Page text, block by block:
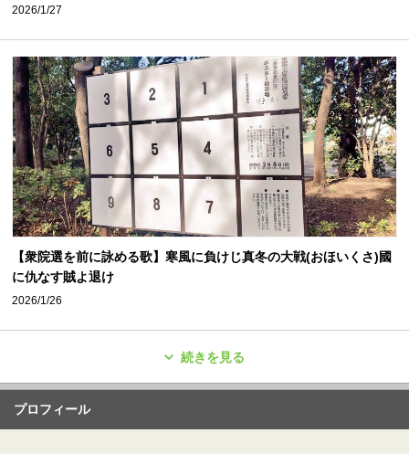
2026/1/27
【衆院選を前に詠める歌】寒風に負けじ真冬の大戦(おほいくさ)國
に仇なす賊よ退け
2026/1/26
続きを見る
プロフィール